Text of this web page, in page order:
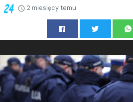
2 miesięcy temu